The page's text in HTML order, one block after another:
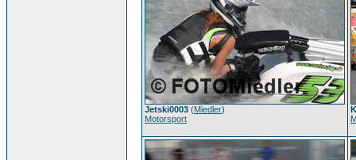
Jetski0003 (Miedler)
Motorsport